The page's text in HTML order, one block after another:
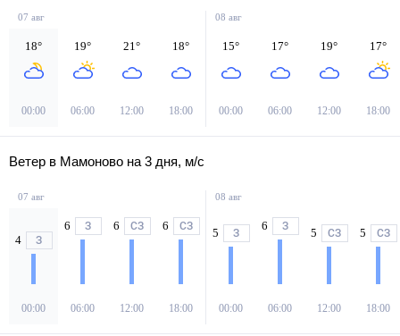
07 авг
18°
00:00
19°
06:00
21°
12:00
18°
18:00
08 авг
15°
00:00
17°
06:00
19°
12:00
17°
18:00
Ветер в Мамоново на 3 дня, м/с
07 авг
4 З
00:00
6 З
06:00
6 СЗ
12:00
6 СЗ
18:00
08 авг
5 З
00:00
6 З
06:00
5 СЗ
12:00
5 СЗ
18:00